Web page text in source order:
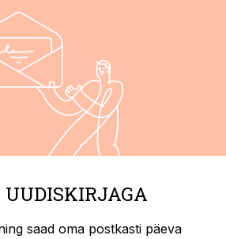
saad oma postkasti päeva